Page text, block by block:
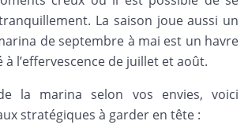
La saison joue aussi un
de septembre à mai est un havre
l’effervescence de juillet et août.
la marina selon vos envies, voici
stratégiques à garder en tête :